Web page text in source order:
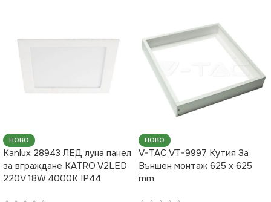
НОВО
Kanlux 28943 ЛЕД луна панел
за вграждане KATRO V2LED
220V 18W 4000K IP44
НОВО
V-TAC VT-9997 Кутия За
Външен монтаж 625 x 625
mm